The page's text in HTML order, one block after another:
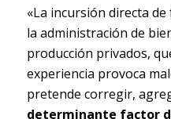
«La incursión directa
la administración de
producción privados,
experiencia provoca
pretende corregir,
determinante factor